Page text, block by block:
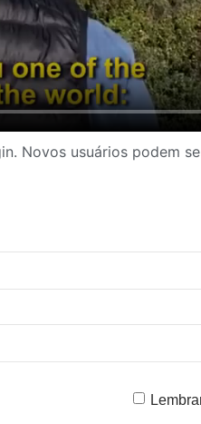
Novos usuários podem